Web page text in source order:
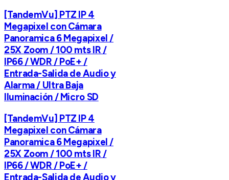
[TandemVu] PTZ IP 4
Megapixel con Cámara
Panoramica 6 Megapixel /
25X Zoom / 100 mts IR /
IP66 / WDR / PoE+ /
Entrada-Salida de Audio y
Alarma / Ultra Baja
Iluminación / Micro SD
[TandemVu] PTZ IP 4
Megapixel con Cámara
Panoramica 6 Megapixel /
25X Zoom / 100 mts IR /
IP66 / WDR / PoE+ /
Entrada-Salida de Audio y